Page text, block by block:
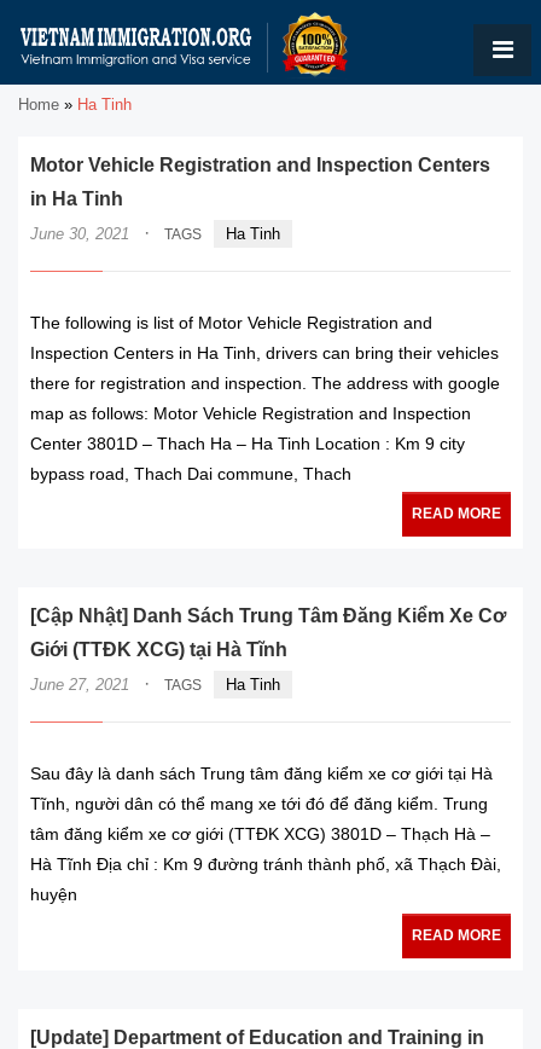
Home » Ha Tinh
Motor Vehicle Registration and Inspection Centers
in Ha Tinh
June 30, 2021 · TAGS Ha Tinh
The following is list of Motor Vehicle Registration and
Inspection Centers in Ha Tinh, drivers can bring their vehicles
there for registration and inspection. The address with google
map as follows: Motor Vehicle Registration and Inspection
Center 3801D – Thach Ha – Ha Tinh Location : Km 9 city
bypass road, Thach Dai commune, Thach
READ MORE
[Cập Nhật] Danh Sách Trung Tâm Đăng Kiểm Xe Cơ
Giới (TTĐK XCG) tại Hà Tĩnh
June 27, 2021 · TAGS Ha Tinh
Sau đây là danh sách Trung tâm đăng kiểm xe cơ giới tại Hà
Tĩnh, người dân có thể mang xe tới đó để đăng kiểm. Trung
tâm đăng kiểm xe cơ giới (TTĐK XCG) 3801D – Thạch Hà –
Hà Tĩnh Địa chỉ : Km 9 đường tránh thành phố, xã Thạch Đài,
huyện
READ MORE
[Update] Department of Education and Training in